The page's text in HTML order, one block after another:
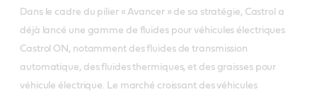
Dans le cadre du pilier « Avancer » de sa stratégie, Castrol a
déjà lancé une gamme de fluides pour véhicules électriques
Castrol ON, notamment des fluides de transmission
automatique, des fluides thermiques, et des graisses pour
véhicule électrique. Le marché croissant des véhicules